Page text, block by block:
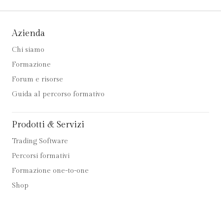
Azienda
Chi siamo
Formazione
Forum e risorse
Guida al percorso formativo
Prodotti & Servizi
Trading Software
Percorsi formativi
Formazione one-to-one
Shop